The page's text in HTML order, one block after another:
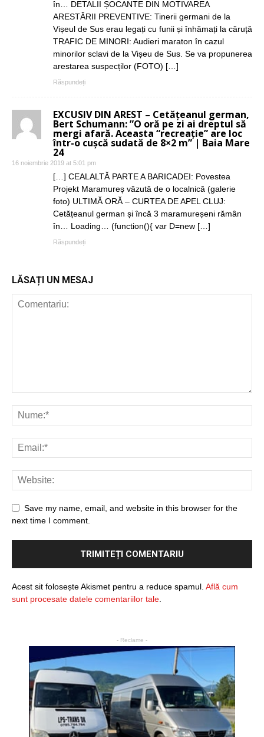
în… DETALII ȘOCANTE DIN MOTIVAREA
ARESTĂRII PREVENTIVE: Tinerii germani de la
Vișeul de Sus erau legați cu funii și înhămați la căruță
TRAFIC DE MINORI: Audieri maraton în cazul
minorilor sclavi de la Vișeu de Sus. Se va propunerea
arestarea suspecților (FOTO) […]
Răspundeți
EXCUSIV DIN AREST – Cetățeanul german,
Bert Schumann: ”O oră pe zi ai dreptul să
mergi afară. Aceasta “recreație” are loc
într-o cușcă sudată de 8×2 m” | Baia Mare
24
16 noiembrie 2019 at 5:01 pm
[…] CEALALTĂ PARTE A BARICADEI: Povestea
Projekt Maramureș văzută de o localnică (galerie
foto) ULTIMĂ ORĂ – CURTEA DE APEL CLUJ:
Cetățeanul german și încă 3 maramureșeni rămân
în… Loading… (function(){ var D=new […]
Răspundeți
LĂSAȚI UN MESAJ
Save my name, email, and website in this browser for the
next time I comment.
Acest sit folosește Akismet pentru a reduce spamul. Află cum
sunt procesate datele comentariilor tale
- Reclame -